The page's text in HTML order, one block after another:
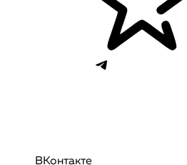
ВКонтакте